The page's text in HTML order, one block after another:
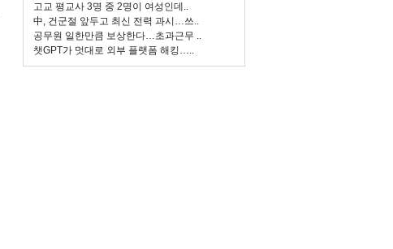
고교 평교사 3명 중 2명이 여성인데..
中, 건군절 앞두고 최신 전력 과시…쓰..
공무원 일한만큼 보상한다…초과근무 ..
챗GPT가 멋대로 외부 플랫폼 해킹…..